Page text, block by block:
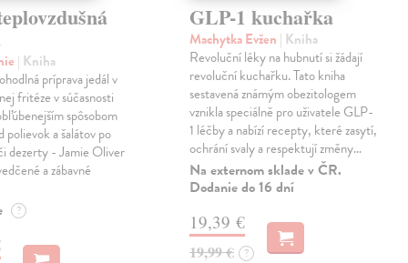
| Kniha
príprava jedál v
fritéze v súčasnosti
spôsobom
polievok a šalátov po
dezerty - Jamie Oliver
a zábavné
?
GLP-1 kuchařka
Machytka Evžen | Kniha
Revoluční léky na hubnutí si žádají
revoluční kuchařku. Tato kniha
sestavená známým obezitologem
vznikla speciálně pro uživatele GLP-
1 léčby a nabízí recepty, které zasytí,
ochrání svaly a respektují změny…
Na externom sklade v ČR.
Dodanie do 16 dní
19,39 €
19,99 € ?